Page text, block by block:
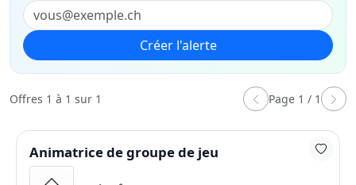
Créer l'alerte
Offres 1 à 1 sur 1 Page 1 / 1
Animatrice de groupe de jeu